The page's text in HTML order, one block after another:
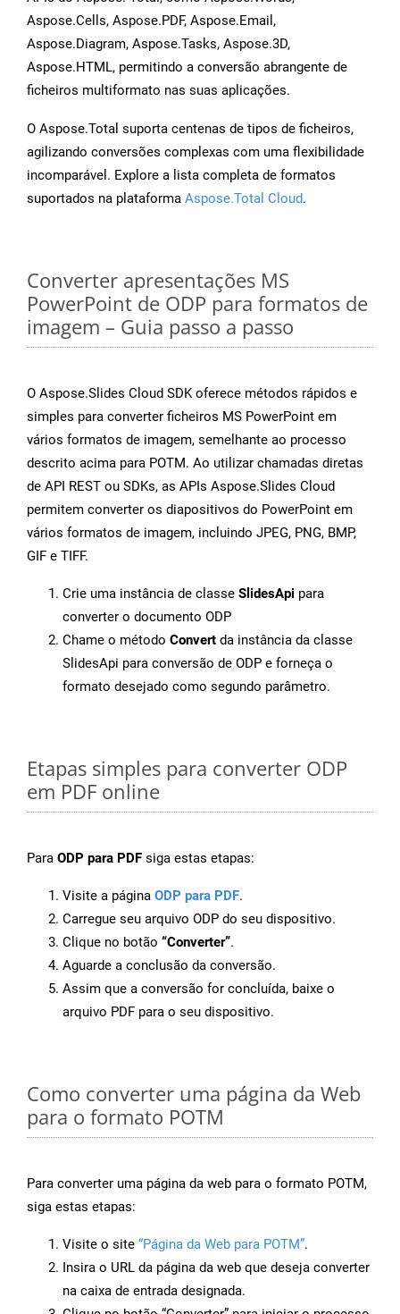
Aspose.Cells, Aspose.PDF, Aspose.Email,
Aspose.Diagram, Aspose.Tasks, Aspose.3D,
Aspose.HTML, permitindo a conversão abrangente de
ficheiros multiformato nas suas aplicações.
O Aspose.Total suporta centenas de tipos de ficheiros,
agilizando conversões complexas com uma flexibilidade
incomparável. Explore a lista completa de formatos
suportados na plataforma Aspose.Total Cloud.
Converter apresentações MS
PowerPoint de ODP para formatos de
imagem – Guia passo a passo
O Aspose.Slides Cloud SDK oferece métodos rápidos e
simples para converter ficheiros MS PowerPoint em
vários formatos de imagem, semelhante ao processo
descrito acima para POTM. Ao utilizar chamadas diretas
de API REST ou SDKs, as APIs Aspose.Slides Cloud
permitem converter os diapositivos do PowerPoint em
vários formatos de imagem, incluindo JPEG, PNG, BMP,
GIF e TIFF.
Crie uma instância de classe SlidesApi para
converter o documento ODP
Chame o método Convert da instância da classe
SlidesApi para conversão de ODP e forneça o
formato desejado como segundo parâmetro.
Etapas simples para converter ODP
em PDF online
Para ODP para PDF siga estas etapas:
Visite a página ODP para PDF.
Carregue seu arquivo ODP do seu dispositivo.
Clique no botão “Converter”.
Aguarde a conclusão da conversão.
Assim que a conversão for concluída, baixe o
arquivo PDF para o seu dispositivo.
Como converter uma página da Web
para o formato POTM
Para converter uma página da web para o formato POTM,
siga estas etapas:
Visite o site “Página da Web para POTM”.
Insira o URL da página da web que deseja converter
na caixa de entrada designada.